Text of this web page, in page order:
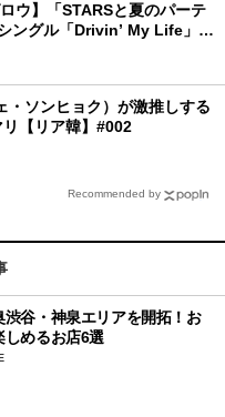
ウ】「STARSと夏のパーテ
ングル「Drivin’ My Life」リ
ソンヒョク）が激推しする
【リア韓】#002
Recommended by
谷・神泉エリアを開拓！お
しめるお店6選